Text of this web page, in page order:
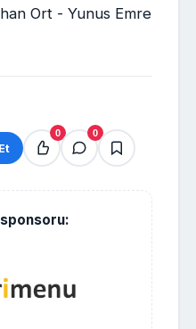
Ort - Yunus Emre
0 0